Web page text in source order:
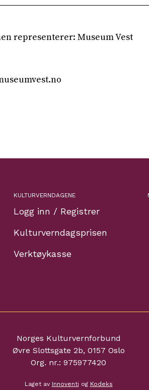
representerer: Museum Vest
KULTURVERNDAGENE
Logg inn / Registrer
Kulturverndagsprisen
Verktøykasse
Norges Kulturvernforbund
Øvre Slottsgate 2b, 0157 Oslo
Org. nr.: 975977420
Laget av Innoventi og Kodeks